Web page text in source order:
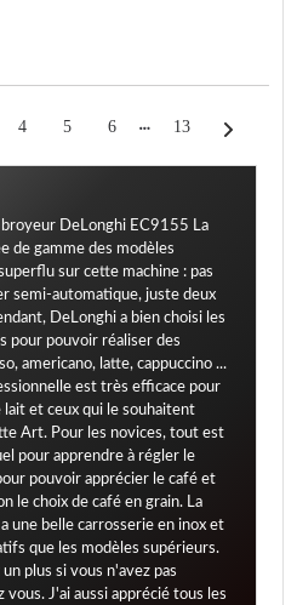
4 5 6 13
broyeur DeLonghi EC9155 La
de gamme des modèles
sur cette machine : pas
semi-automatique, juste deux
DeLonghi a bien choisi les
pour pouvoir réaliser des
americano, latte, cappuccino ...
est très efficace pour
lait et ceux qui le souhaitent
Art. Pour les novices, tout est
pour apprendre à régler le
pouvoir apprécier le café et
le choix de café en grain. La
une belle carrosserie en inox et
que les modèles supérieurs.
plus si vous n'avez pas
J'ai aussi apprécié tous les